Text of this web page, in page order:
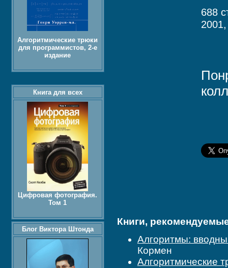
688
Книги,
Алгоритмы:
Кормен
Алгоритмические
Алгоритмические трюки
для программистов, 2-е
издание
Книга для всех
Цифровая фотография.
Том 1
Блог Виктора Штонда